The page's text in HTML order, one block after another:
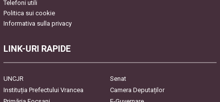
Telefoni utili
Politica sui cookie
Informativa sulla privacy
LINK-URI RAPIDE
UNCJR
Senat
Instituția Prefectului Vrancea
Camera Deputaților